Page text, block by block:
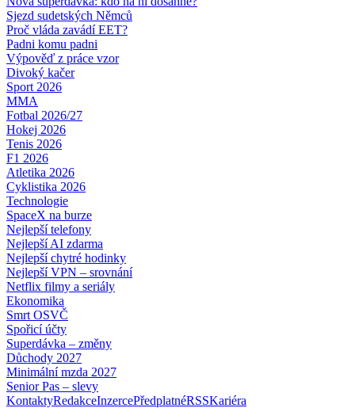
Sjezd sudetských Němců
Proč vláda zavádí EET?
Padni komu padni
Výpověď z práce vzor
Divoký kačer
Sport 2026
MMA
Fotbal 2026/27
Hokej 2026
Tenis 2026
F1 2026
Atletika 2026
Cyklistika 2026
Technologie
SpaceX na burze
Nejlepší telefony
Nejlepší AI zdarma
Nejlepší chytré hodinky
Nejlepší VPN – srovnání
Netflix filmy a seriály
Ekonomika
Smrt OSVČ
Spořicí účty
Superdávka – změny
Důchody 2027
Minimální mzda 2027
Senior Pas – slevy
KontaktyRedakceInzercePředplatnéRSSKariéra